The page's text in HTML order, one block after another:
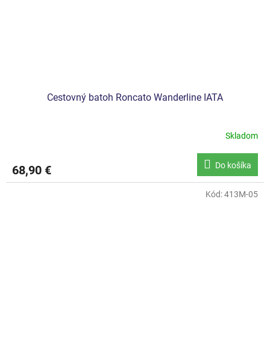
Cestovný batoh Roncato Wanderline IATA
Skladom
68,90 € Do košíka
Kód:413M-05